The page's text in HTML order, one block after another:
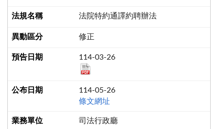
法院特約通譯約聘辦法
修正
114-03-26
114-05-26
條文網址
司法行政廳